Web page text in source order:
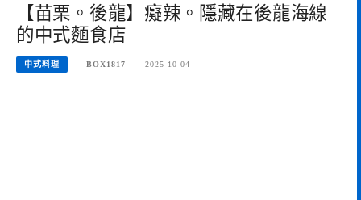
【苗栗。後龍】癡辣。隱藏在後龍海線
的中式麵食店
中式料理 BOX1817 2025-10-04